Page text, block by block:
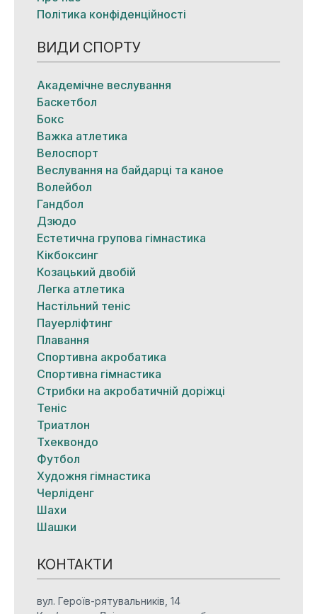
Політика конфіденційності
ВИДИ СПОРТУ
Академічне веслування
Баскетбол
Бокс
Важка атлетика
Велоспорт
Веслування на байдарці та каное
Волейбол
Гандбол
Дзюдо
Естетична групова гімнастика
Кікбоксинг
Козацький двобій
Легка атлетика
Настільний теніс
Пауерліфтинг
Плавання
Спортивна акробатика
Спортивна гімнастика
Стрибки на акробатичній доріжці
Теніс
Триатлон
Тхеквондо
Футбол
Художня гімнастика
Черліденг
Шахи
Шашки
КОНТАКТИ
вул. Героїв-рятувальників, 14